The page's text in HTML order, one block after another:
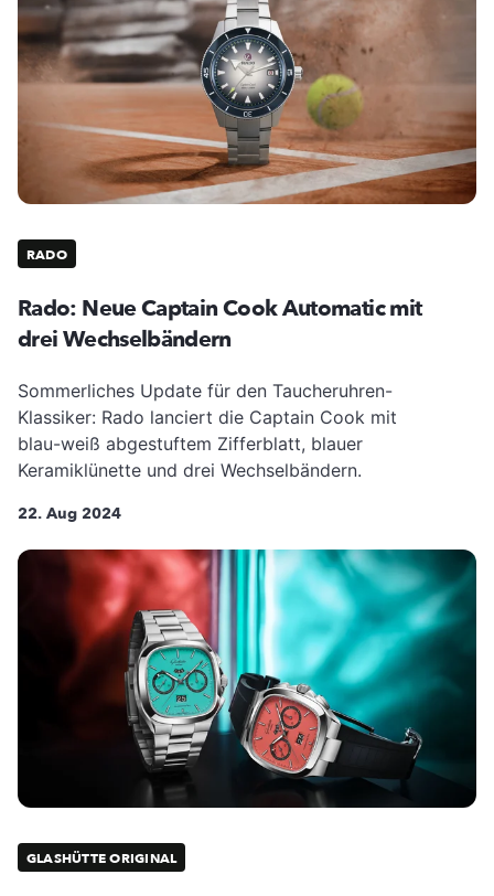
RADO
Rado: Neue Captain Cook Automatic mit
drei Wechselbändern
Sommerliches Update für den Taucheruhren-
Klassiker: Rado lanciert die Captain Cook mit
blau-weiß abgestuftem Zifferblatt, blauer
Keramiklünette und drei Wechselbändern.
22. Aug 2024
GLASHÜTTE ORIGINAL